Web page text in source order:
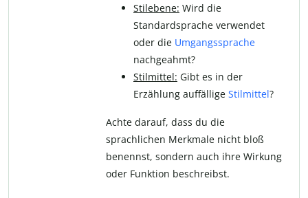
Stilebene: Wird die
Standardsprache verwendet
oder die Umgangssprache
nachgeahmt?
Stilmittel: Gibt es in der
Erzählung auffällige Stilmittel?
Achte darauf, dass du die
sprachlichen Merkmale nicht bloß
benennst, sondern auch ihre Wirkung
oder Funktion beschreibst.